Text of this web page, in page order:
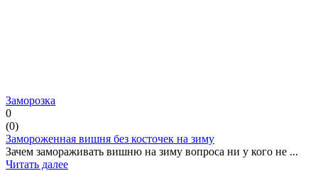
Заморозка
0
(0)
Замороженная вишня без косточек на зиму
Зачем замораживать вишню на зиму вопроса ни у кого не ...
Читать далее